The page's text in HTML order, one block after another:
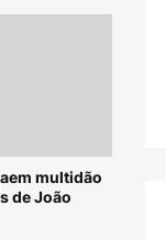
multidão
de João